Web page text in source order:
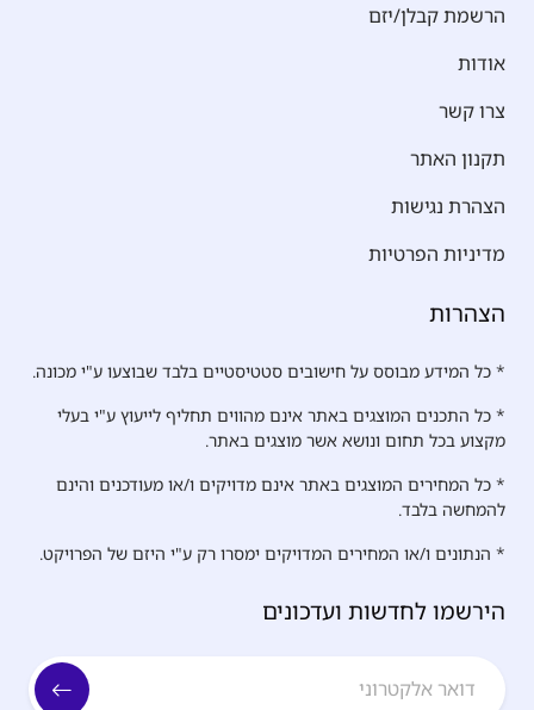
הרשמת קבלן/יזם
אודות
צרו קשר
תקנון האתר
הצהרת נגישות
מדיניות הפרטיות
הצהרות
* כל המידע מבוסס על חישובים סטטיסטיים בלבד שבוצעו ע"י מכונה.
* כל התכנים המוצגים באתר אינם מהווים תחליף לייעוץ ע"י בעלי
מקצוע בכל תחום ונושא אשר מוצגים באתר.
* כל המחירים המוצגים באתר אינם מדויקים ו/או מעודכנים והינם
להמחשה בלבד.
* הנתונים ו/או המחירים המדויקים ימסרו רק ע"י היזם של הפרויקט.
הירשמו לחדשות ועדכונים